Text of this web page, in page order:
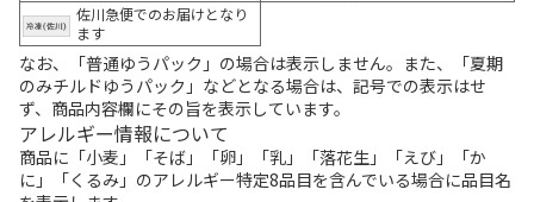
佐川急便でのお届けとなり
ます
なお、「普通ゆうパック」の場合は表示しません。また、「夏期
のみチルドゆうパック」などとなる場合は、記号での表示はせ
ず、商品内容欄にその旨を表示しています。
アレルギー情報について
商品に「小麦」「そば」「卵」「乳」「落花生」「えび」「か
に」「くるみ」のアレルギー特定8品目を含んでいる場合に品目名